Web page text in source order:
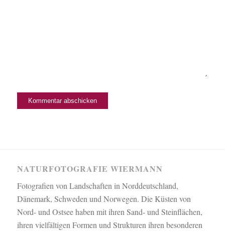
NATURFOTOGRAFIE WIERMANN
Fotografien von Landschaften in Norddeutschland,
Dänemark, Schweden und Norwegen. Die Küsten von
Nord- und Ostsee haben mit ihren Sand- und Steinflächen,
ihren vielfältigen Formen und Strukturen ihren besonderen